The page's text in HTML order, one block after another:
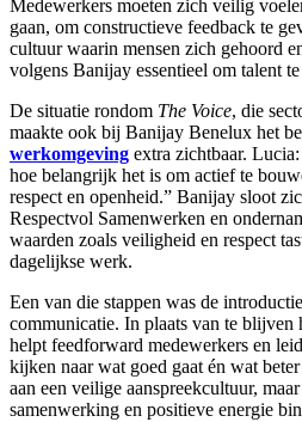
Medewerkers moeten zich veilig
gaan, om constructieve feedback te
cultuur waarin mensen zich gehoord
volgens Banijay essentieel om talent
De situatie rondom The Voice, die
maakte ook bij Banijay Benelux het
werkomgeving extra zichtbaar.
hoe belangrijk het is om actief te
respect en openheid.” Banijay sloot
Respectvol Samenwerken en
waarden zoals veiligheid en respect
dagelijkse werk.
Een van die stappen was de
communicatie. In plaats van te blijven
helpt feedforward medewerkers en
kijken naar wat goed gaat én wat
aan een veilige aanspreekcultuur,
samenwerking en positieve energie